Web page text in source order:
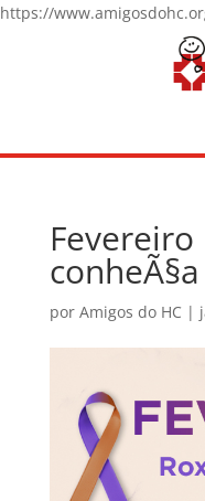
https://
por Amigos do HC |